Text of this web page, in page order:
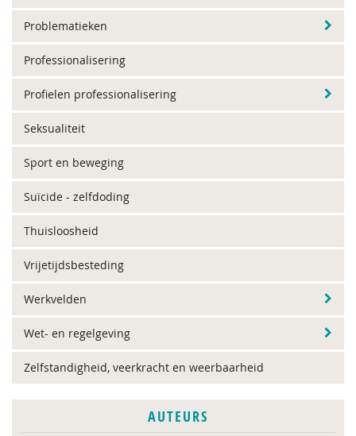
Problematieken
Professionalisering
Profielen professionalisering
Seksualiteit
Sport en beweging
Suïcide - zelfdoding
Thuisloosheid
Vrijetijdsbesteding
Werkvelden
Wet- en regelgeving
Zelfstandigheid, veerkracht en weerbaarheid
AUTEURS